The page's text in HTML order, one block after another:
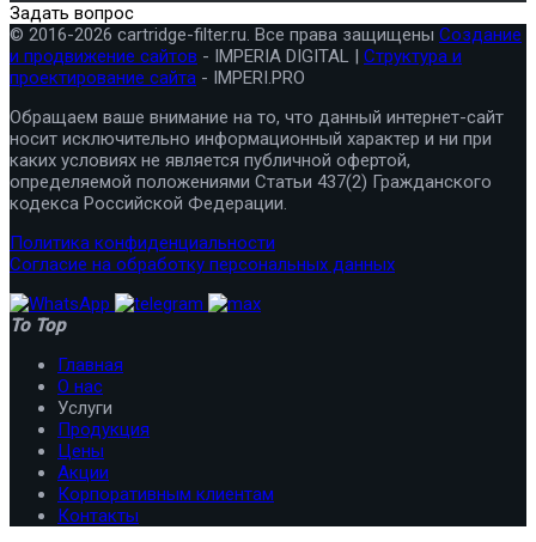
Задать вопрос
© 2016-2026 cartridge-filter.ru. Все права защищены Создание
и продвижение сайтов - IMPERIA DIGITAL | Структура и
проектирование сайта - IMPERI.PRO
Обращаем ваше внимание на то, что данный интернет-сайт
носит исключительно информационный характер и ни при
каких условиях не является публичной офертой,
определяемой положениями Статьи 437(2) Гражданского
кодекса Российской Федерации.
Политика конфиденциальности
Согласие на обработку персональных данных
To Top
Главная
О нас
Услуги
Продукция
Цены
Акции
Корпоративным клиентам
Контакты